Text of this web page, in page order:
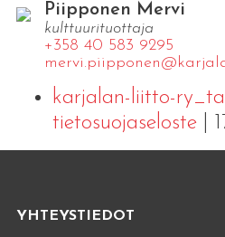
Piipponen Mervi
kulttuurituottaja
+358 40 583 9295
karjalan-liitto-
tietosuojaseloste|
YHTEYSTIEDOT